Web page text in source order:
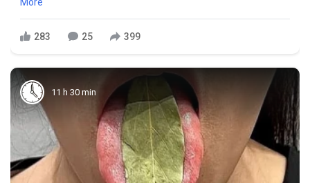
283 25 399
11 h 30 min